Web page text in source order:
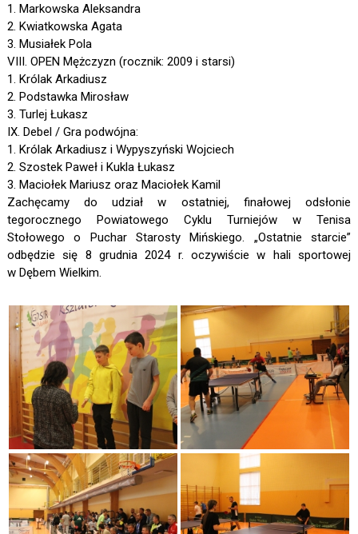
1. Markowska Aleksandra
2. Kwiatkowska Agata
3. Musiałek Pola
VIII. OPEN Mężczyzn (rocznik: 2009 i starsi)
1. Królak Arkadiusz
2. Podstawka Mirosław
3. Turlej Łukasz
IX. Debel / Gra podwójna:
1. Królak Arkadiusz i Wypyszyński Wojciech
2. Szostek Paweł i Kukla Łukasz
3. Maciołek Mariusz oraz Maciołek Kamil
Zachęcamy do udział w ostatniej, finałowej odsłonie
tegorocznego Powiatowego Cyklu Turniejów w Tenisa
Stołowego o Puchar Starosty Mińskiego. „Ostatnie starcie”
odbędzie się 8 grudnia 2024 r. oczywiście w hali sportowej
w Dębem Wielkim.